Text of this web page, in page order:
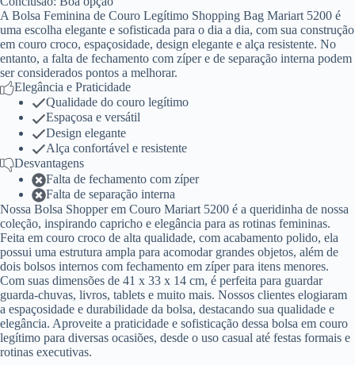
A Bolsa Feminina de Couro Legítimo Shopping Bag Mariart 5200 é
uma escolha elegante e sofisticada para o dia a dia, com sua construção
em couro croco, espaçosidade, design elegante e alça resistente. No
entanto, a falta de fechamento com zíper e de separação interna podem
ser considerados pontos a melhorar.
Elegância e Praticidade
Qualidade do couro legítimo
Espaçosa e versátil
Design elegante
Alça confortável e resistente
Desvantagens
Falta de fechamento com zíper
Falta de separação interna
Nossa Bolsa Shopper em Couro Mariart 5200 é a queridinha de nossa
coleção, inspirando capricho e elegância para as rotinas femininas.
Feita em couro croco de alta qualidade, com acabamento polido, ela
possui uma estrutura ampla para acomodar grandes objetos, além de
dois bolsos internos com fechamento em zíper para itens menores.
Com suas dimensões de 41 x 33 x 14 cm, é perfeita para guardar
guarda-chuvas, livros, tablets e muito mais. Nossos clientes elogiaram
a espaçosidade e durabilidade da bolsa, destacando sua qualidade e
elegância. Aproveite a praticidade e sofisticação dessa bolsa em couro
legítimo para diversas ocasiões, desde o uso casual até festas formais e
rotinas executivas.